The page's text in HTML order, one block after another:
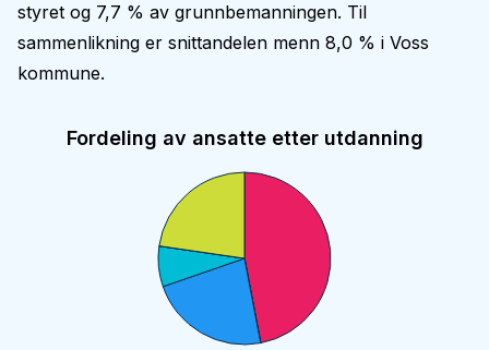
styret og 7,7 % av grunnbemanningen. Til
sammenlikning er snittandelen menn 8,0 % i Voss
kommune.
Fordeling av ansatte etter utdanning